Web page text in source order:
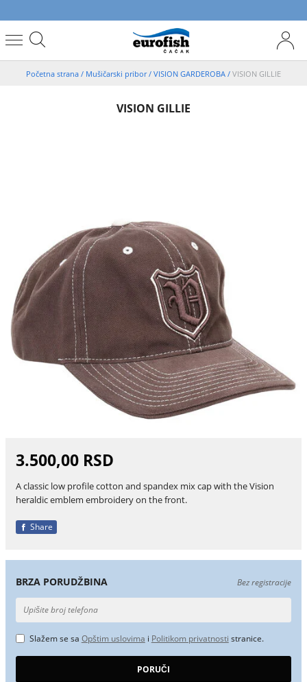
Početna strana / Mušičarski pribor/ VISION GARDEROBA / VISION GILLIE
VISION GILLIE
3.500,00 RSD
A classic low profile cotton and spandex mix cap with the Vision
heraldic emblem embroidery on the front.
Share
BRZA PORUDŽBINA Bez registracije
Slažem se sa Opštim uslovima i Politikom privatnosti stranice.